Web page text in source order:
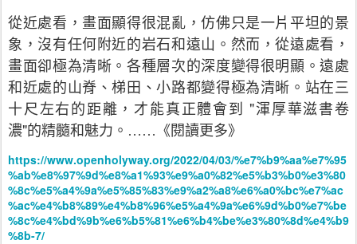
從近處看，畫面顯得很混亂，仿佛只是一片平坦的景
象，沒有任何附近的岩石和遠山。然而，從遠處看，
畫面卻極為清晰。各種層次的深度變得很明顯。遠處
和近處的山脊、梯田、小路都變得極為清晰。站在三
十尺左右的距離，才能真正體會到
"渾厚華滋書卷
濃"的精髓和魅力。 …… 《閱讀更多》
https://www.openholyway.org/2022/04/03/%e7%b9%aa%e7%95
%ab%e8%97%9d%e8%a1%93%e9%a0%82%e5%b3%b0%e3%80
%8c%e5%a4%9a%e5%85%83%e9%a2%a8%e6%a0%bc%e7%ac
%ac%e4%b8%89%e4%b8%96%e5%a4%9a%e6%9d%b0%e7%be
%8c%e4%bd%9b%e6%b5%81%e6%b4%be%e3%80%8d%e4%b9
%8b-7/